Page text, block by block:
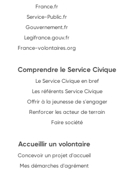
France.fr
Service-Public.fr
Gouvernement.fr
Legifrance.gouv.fr
France-volontaires.org
Comprendre le Service Civique
Le Service Civique en bref
Les référents Service Civique
Offrir à la jeunesse de s'engager
Renforcer les acteur de terrain
Faire société
Accueillir un volontaire
Concevoir un projet d'accueil
Mes démarches d'agrément